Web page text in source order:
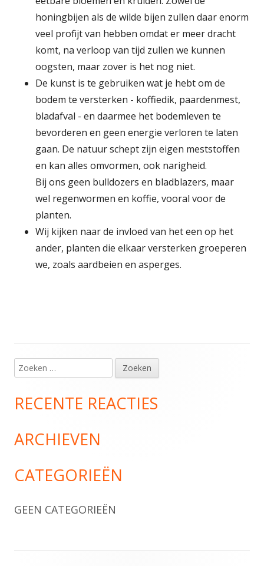
honingbijen als de wilde bijen zullen daar enorm
veel profijt van hebben omdat er meer dracht
komt, na verloop van tijd zullen we kunnen
oogsten, maar zover is het nog niet.
De kunst is te gebruiken wat je hebt om de
bodem te versterken - koffiedik, paardenmest,
bladafval - en daarmee het bodemleven te
bevorderen en geen energie verloren te laten
gaan. De natuur schept zijn eigen meststoffen
en kan alles omvormen, ook narigheid.
Bij ons geen bulldozers en bladblazers, maar
wel regenwormen en koffie, vooral voor de
planten.
Wij kijken naar de invloed van het een op het
ander, planten die elkaar versterken groeperen
we, zoals aardbeien en asperges.
Hoofd
sidebar
Zoeken
naar:
RECENTE REACTIES
ARCHIEVEN
CATEGORIEËN
GEEN CATEGORIEËN